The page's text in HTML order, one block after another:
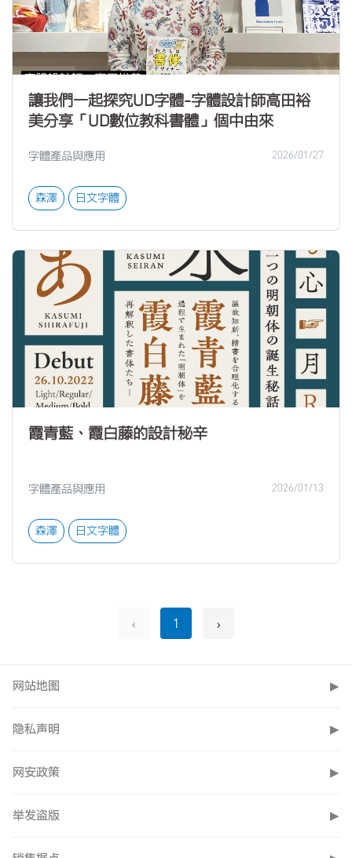
讓我們一起探究UD字體-字體設計師高田裕
美分享「UD數位教科書體」個中由來
字體產品與應用 2026/01/27
森澤 日文字體
霞青藍、霞白藤的設計秘辛
字體產品與應用 2026/01/13
森澤 日文字體
‹ 1 ›
网站地图 ▶
隐私声明 ▶
网安政策 ▶
举发盗版 ▶